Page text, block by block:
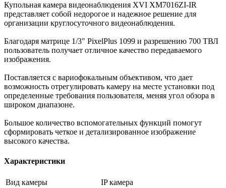
Купольная камера видеонаблюдения XVI XМ7016ZI-IR
представляет собой недорогое и надежное решение для
организации круглосуточного видеонаблюдения.
Благодаря матрице 1/3" PixelPlus 1099 и разрешению 700 ТВЛ
пользователь получает отличное качество передаваемого
изображения.
Поставляется с вариофокальным объективом, что дает
возможность отрегулировать камеру на месте установки под
определенные требования пользователя, меняя угол обзора в
широком диапазоне.
Большое количество вспомогательных функций помогут
сформировать четкое и детализированное изображение
высокого качества.
Характеристики
Вид камеры
IP камера